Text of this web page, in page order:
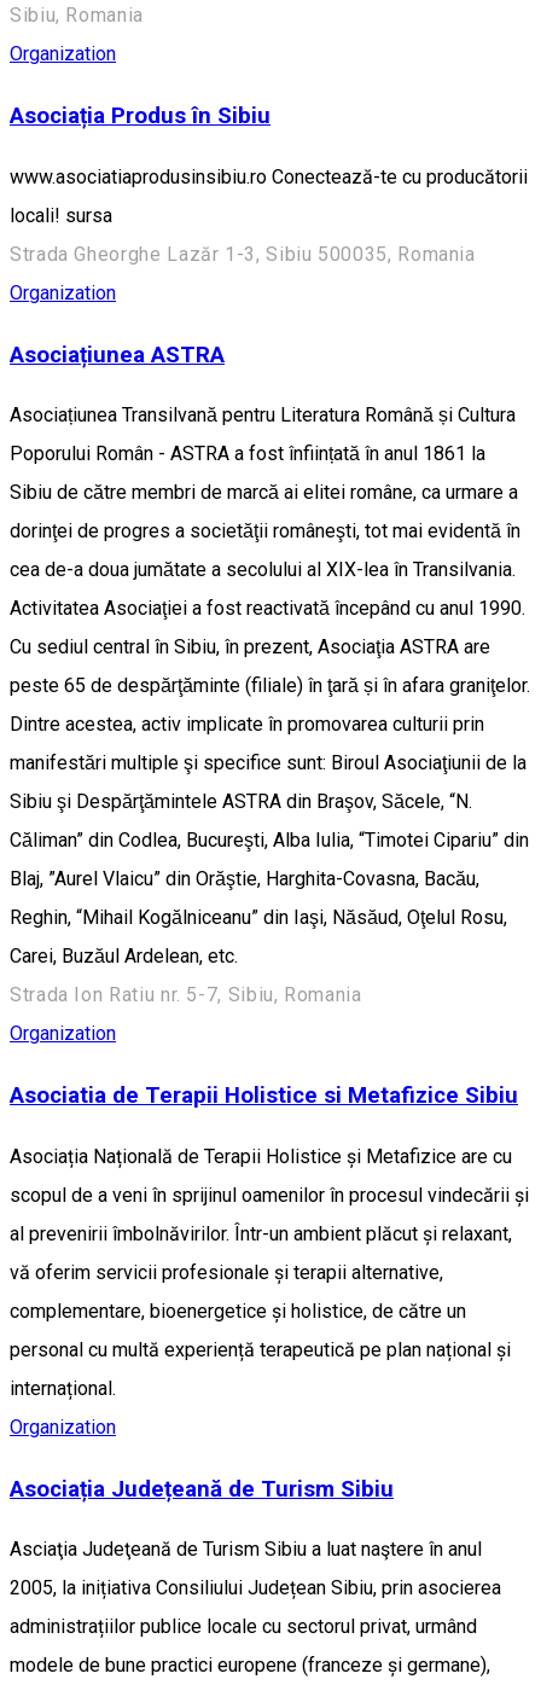
Sibiu, Romania
Organization
Asociația Produs în Sibiu
www.asociatiaprodusinsibiu.ro Conectează-te cu producătorii
locali! sursa
Strada Gheorghe Lazăr 1-3, Sibiu 500035, Romania
Organization
Asociațiunea ASTRA
Asociațiunea Transilvană pentru Literatura Română și Cultura
Poporului Român - ASTRA a fost înființată în anul 1861 la
Sibiu de către membri de marcă ai elitei române, ca urmare a
dorinţei de progres a societăţii româneşti, tot mai evidentă în
cea de-a doua jumătate a secolului al XIX-lea în Transilvania.
Activitatea Asociaţiei a fost reactivată începând cu anul 1990.
Cu sediul central în Sibiu, în prezent, Asociaţia ASTRA are
peste 65 de despărţăminte (filiale) în ţară și în afara graniţelor.
Dintre acestea, activ implicate în promovarea culturii prin
manifestări multiple şi specifice sunt: Biroul Asociaţiunii de la
Sibiu şi Despărţămintele ASTRA din Braşov, Săcele, “N.
Căliman” din Codlea, Bucureşti, Alba Iulia, “Timotei Cipariu” din
Blaj, ”Aurel Vlaicu” din Orăştie, Harghita-Covasna, Bacău,
Reghin, “Mihail Kogălniceanu” din Iaşi, Năsăud, Oţelul Rosu,
Carei, Buzăul Ardelean, etc.
Strada Ion Ratiu nr. 5-7, Sibiu, Romania
Organization
Asociatia de Terapii Holistice si Metafizice Sibiu
Asociația Națională de Terapii Holistice și Metafizice are cu
scopul de a veni în sprijinul oamenilor în procesul vindecării și
al prevenirii îmbolnăvirilor. Într-un ambient plăcut și relaxant,
vă oferim servicii profesionale și terapii alternative,
complementare, bioenergetice și holistice, de către un
personal cu multă experiență terapeutică pe plan național și
internațional.
Organization
Asociația Județeană de Turism Sibiu
Asciaţia Judeţeană de Turism Sibiu a luat naştere în anul
2005, la inițiativa Consiliului Județean Sibiu, prin asocierea
administrațiilor publice locale cu sectorul privat, urmând
modele de bune practici europene (franceze și germane),